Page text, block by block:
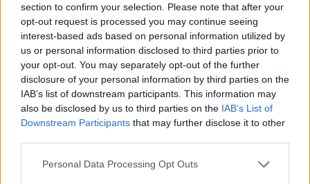
section to confirm your selection. Please note that after your
opt-out request is processed you may continue seeing
interest-based ads based on personal information utilized by
us or personal information disclosed to third parties prior to
your opt-out. You may separately opt-out of the further
disclosure of your personal information by third parties on the
IAB’s list of downstream participants. This information may
also be disclosed by us to third parties on the IAB’s List of
Downstream Participants that may further disclose it to other
Personal Data Processing Opt Outs
Ethinylestradiol / Levonorgestrel
01-01-2025 | Vrouw | 38
ethinylestradiol/levonorgestrel
(30/150ug)
Anticonceptie / zwangerschapspreventie
Effectiviteit
Hoeveelheid bijwerkingen
Bijwerkingen
depressie
stemmingswisselingen